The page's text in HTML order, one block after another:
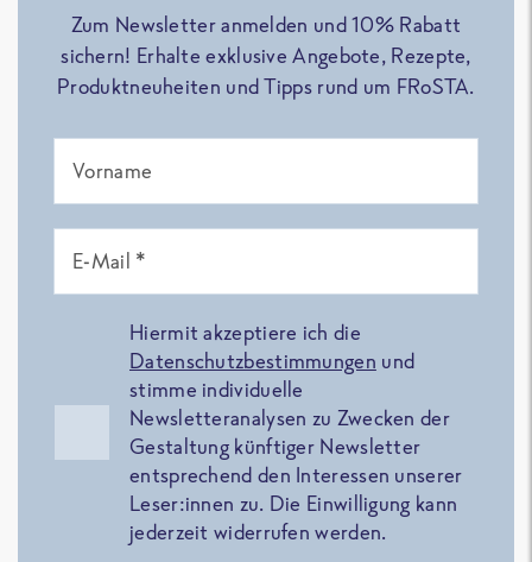
Zum Newsletter anmelden und 10% Rabatt
sichern! Erhalte exklusive Angebote, Rezepte,
Produktneuheiten und Tipps rund um FRoSTA.
Vorname
E-Mail *
Hiermit akzeptiere ich die
Datenschutzbestimmungen und
stimme individuelle
Newsletteranalysen zu Zwecken der
Gestaltung künftiger Newsletter
entsprechend den Interessen unserer
Leser:innen zu. Die Einwilligung kann
jederzeit widerrufen werden.